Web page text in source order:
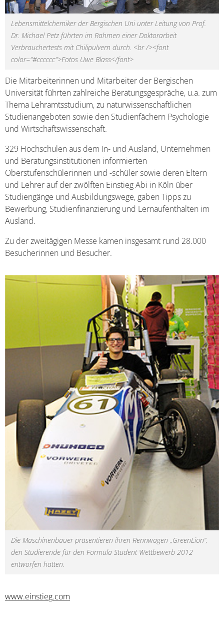
Lebensmittelchemiker der Bergischen Uni unter Leitung von Prof.
Dr. Michael Petz führten im Rahmen einer Doktorarbeit
Verbrauchertests mit Chilipulvern durch. <br /><font
color="#cccccc">Fotos Uwe Blass</font>
Die Mitarbeiterinnen und Mitarbeiter der Bergischen
Universität führten zahlreiche Beratungsgespräche, u.a. zum
Thema Lehramtsstudium, zu naturwissenschaftlichen
Studienangeboten sowie den Studienfächern Psychologie
und Wirtschaftswissenschaft.
329 Hochschulen aus dem In- und Ausland, Unternehmen
und Beratungsinstitutionen informierten
Oberstufenschülerinnen und -schüler sowie deren Eltern
und Lehrer auf der zwölften Einstieg Abi in Köln über
Studiengänge und Ausbildungswege, gaben Tipps zu
Bewerbung, Studienfinanzierung und Lernaufenthalten im
Ausland.
Zu der zweitägigen Messe kamen insgesamt rund 28.000
Besucherinnen und Besucher.
Die Maschinenbauer präsentieren ihren Rennwagen „GreenLion“,
den Studierende für den Formula Student Wettbewerb 2012
entworfen hatten.
www.einstieg.com